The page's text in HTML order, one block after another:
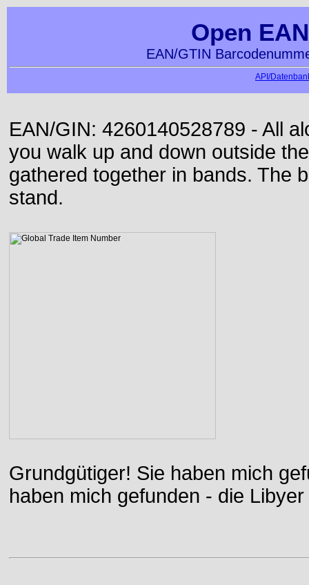
Open
EAN/GTIN
API/
EAN/GIN: 4260140528789 - All
you walk up and down outside
gathered together in bands. The
stand.
Grundgütiger! Sie haben mich
haben mich gefunden - die